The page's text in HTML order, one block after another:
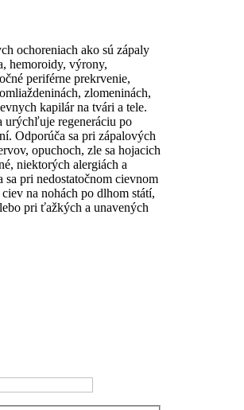
ochoreniach ako sú zápaly
hemoroidy, výrony,
periférne prekrvenie,
zlomeninách,
kapilár na tvári a tele.
urýchľuje regeneráciu po
Odporúča sa pri zápalových
opuchoch, zle sa hojacich
niektorých alergiách a
sa pri nedostatočnom cievnom
na nohách po dlhom státí,
pri ťažkých a unavených